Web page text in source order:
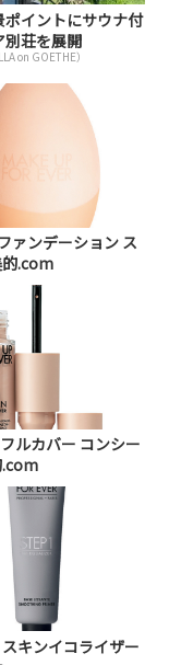
ポイントにサウナ付
別荘を展開
on GOETHE）
ァンデーション ス
.com
ルカバー コンシー
.com
キンイコライザー